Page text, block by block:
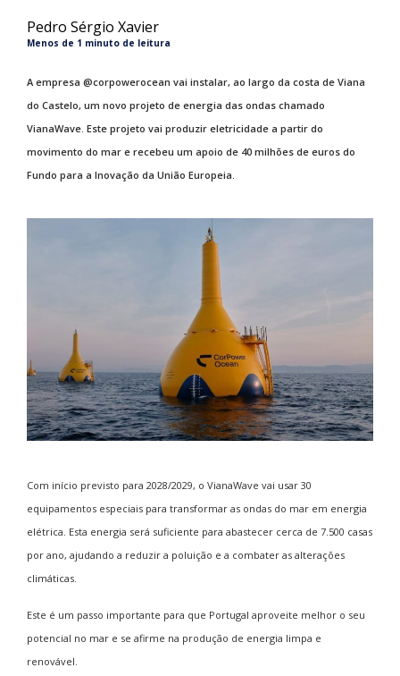
Pedro Sérgio Xavier
Menos de 1 minuto de leitura
A empresa @corpowerocean vai instalar, ao largo da costa de Viana
do Castelo, um novo projeto de energia das ondas chamado
VianaWave. Este projeto vai produzir eletricidade a partir do
movimento do mar e recebeu um apoio de 40 milhões de euros do
Fundo para a Inovação da União Europeia.
Com início previsto para 2028/2029, o VianaWave vai usar 30
equipamentos especiais para transformar as ondas do mar em energia
elétrica. Esta energia será suficiente para abastecer cerca de 7.500 casas
por ano, ajudando a reduzir a poluição e a combater as alterações
climáticas.
Este é um passo importante para que Portugal aproveite melhor o seu
potencial no mar e se afirme na produção de energia limpa e
renovável.